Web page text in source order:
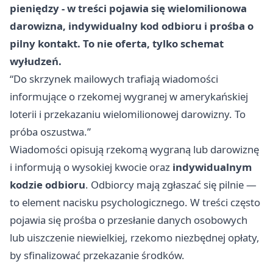
pieniędzy - w treści pojawia sięwielomilionowa
darowizna, indywidualny kod odbioru i prośba o
pilny kontakt. To nie oferta, tylko schemat
wyłudzeń.
“Do skrzynek mailowych trafiają wiadomości
informujące o rzekomej wygranej w amerykańskiej
loterii i przekazaniu wielomilionowej darowizny. To
próba oszustwa.”
Wiadomości opisują rzekomą wygraną lub darowiznę
i informują o wysokiej kwocie oraz indywidualnym
kodzie odbioru. Odbiorcy mają zgłaszać się pilnie —
to element nacisku psychologicznego. W treści często
pojawia się prośba o przesłanie danych osobowych
lub uiszczenie niewielkiej, rzekomo niezbędnej opłaty,
by sfinalizować przekazanie środków.